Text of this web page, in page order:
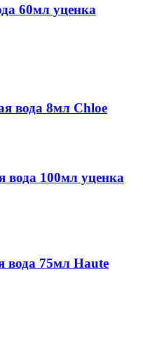
60мл уценка
вода 8мл Chloe
вода 100мл уценка
вода 75мл Haute